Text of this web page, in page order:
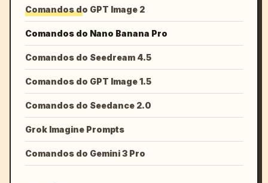
Comandos do GPT Image 2
Comandos do Nano Banana Pro
Comandos do Seedream 4.5
Comandos do GPT Image 1.5
Comandos do Seedance 2.0
Grok Imagine Prompts
Comandos do Gemini 3 Pro